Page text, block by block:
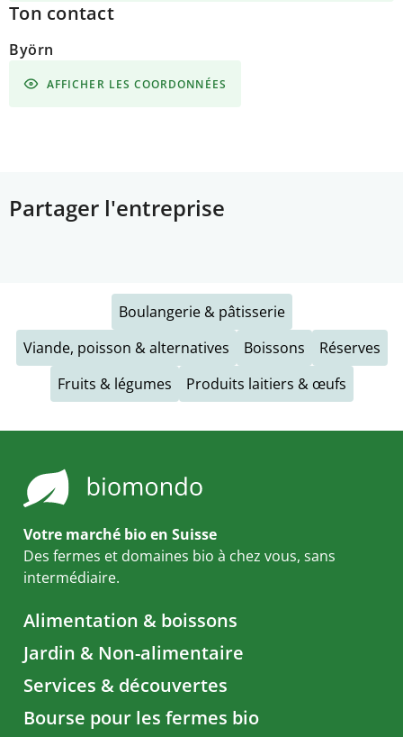
Ton contact
Byörn
AFFICHER LES COORDONNÉES
Partager l'entreprise
Boulangerie & pâtisserie
Viande, poisson & alternatives
Boissons
Réserves
Fruits & légumes
Produits laitiers & œufs
Votre marché bio en Suisse
Des fermes et domaines bio à chez vous, sans
intermédiaire.
Alimentation & boissons
Jardin & Non-alimentaire
Services & découvertes
Bourse pour les fermes bio